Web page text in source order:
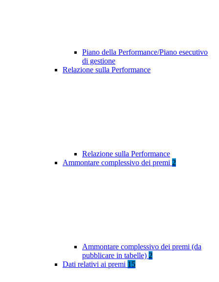
Piano della Performance/Piano esecutivo
di gestione
Relazione sulla Performance
Relazione sulla Performance
Ammontare complessivo dei premi 2
Ammontare complessivo dei premi (da
pubblicare in tabelle) 2
Dati relativi ai premi 15